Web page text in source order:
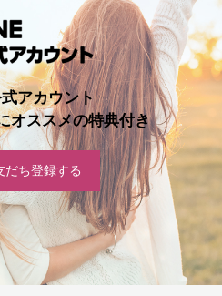
アカウント
オススメの特典付き
だち登録する